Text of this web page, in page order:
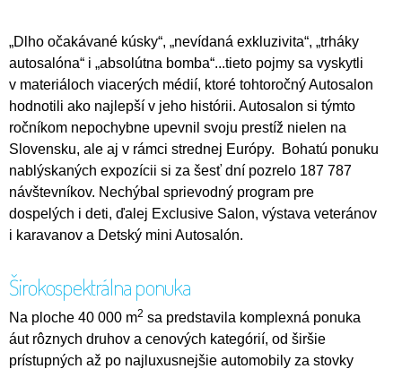
„Dlho očakávané kúsky“, „nevídaná exkluzivita“, „trháky
autosalóna“ i „absolútna bomba“...tieto pojmy sa vyskytli
v materiáloch viacerých médií, ktoré tohtoročný Autosalon
hodnotili ako najlepší v jeho histórii. Autosalon si týmto
ročníkom nepochybne upevnil svoju prestíž nielen na
Slovensku, ale aj v rámci strednej Európy. Bohatú ponuku
nablýskaných expozícii si za šesť dní pozrelo 187 787
návštevníkov. Nechýbal sprievodný program pre
dospelých i deti, ďalej Exclusive Salon, výstava veteránov
i karavanov a Detský mini Autosalón.
Širokospektrálna ponuka
Na ploche 40 000 m2 sa predstavila komplexná ponuka
áut rôznych druhov a cenových kategórií, od širšie
prístupných až po najluxusnejšie automobily za stovky